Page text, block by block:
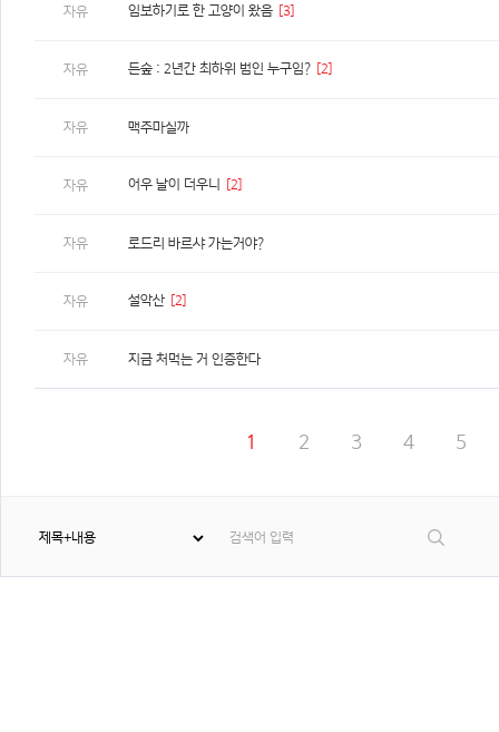
자유 임보하기로 한 고양이 왔음 [3]
자유 든숲 : 2년간 최하위 범인 누구임? [2]
자유 맥주마실까
자유 어우 날이 더우니 [2]
자유 로드리 바르샤 가는거야?
자유 설악산 [2]
자유 지금 처먹는 거 인증한다
1 2 3 4 5